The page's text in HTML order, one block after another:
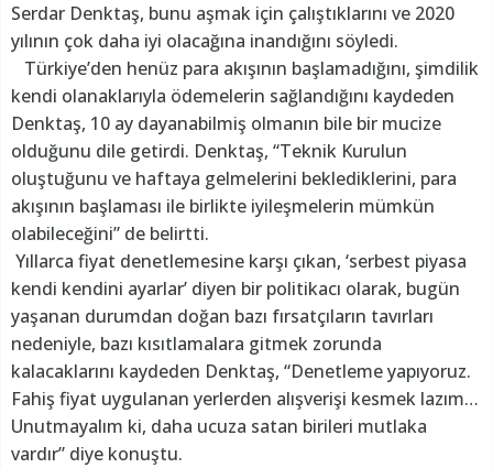
Serdar Denktaş, bunu aşmak için çalıştıklarını ve 2020
yılının çok daha iyi olacağına inandığını söyledi.
Türkiye’den henüz para akışının başlamadığını, şimdilik
kendi olanaklarıyla ödemelerin sağlandığını kaydeden
Denktaş, 10 ay dayanabilmiş olmanın bile bir mucize
olduğunu dile getirdi. Denktaş, “Teknik Kurulun
oluştuğunu ve haftaya gelmelerini beklediklerini, para
akışının başlaması ile birlikte iyileşmelerin mümkün
olabileceğini” de belirtti.
Yıllarca fiyat denetlemesine karşı çıkan, ‘serbest piyasa
kendi kendini ayarlar’ diyen bir politikacı olarak, bugün
yaşanan durumdan doğan bazı fırsatçıların tavırları
nedeniyle, bazı kısıtlamalara gitmek zorunda
kalacaklarını kaydeden Denktaş, “Denetleme yapıyoruz.
Fahiş fiyat uygulanan yerlerden alışverişi kesmek lazım…
Unutmayalım ki, daha ucuza satan birileri mutlaka
vardır” diye konuştu.